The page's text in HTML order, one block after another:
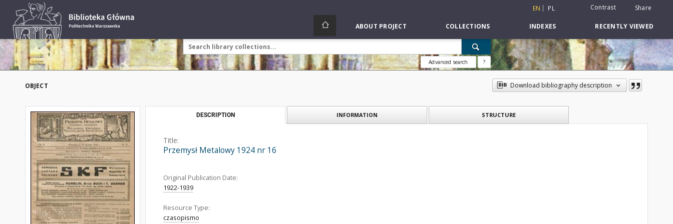
EN PL Contrast Share
ABOUT PROJECT COLLECTIONS INDEXES RECENTLY VIEWED
Advanced search ?
OBJECT Download bibliography description
DESCRIPTION INFORMATION STRUCTURE
Title:
Przemysł Metalowy 1924 nr 16
Original Publication Date:
1922-1939
Resource Type:
czasopismo